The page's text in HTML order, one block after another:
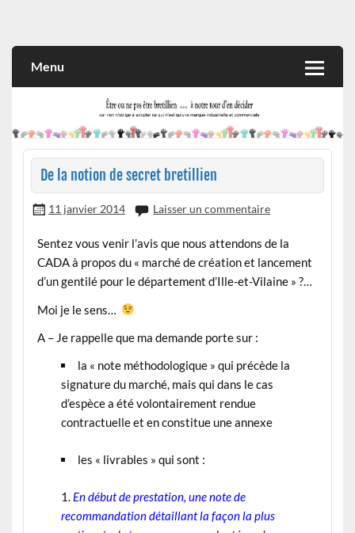
et commerciale
Menu
De la notion de secret bretillien
11 janvier 2014 Laisser un commentaire
Sentez vous venir l’avis que nous attendons de la
CADA à propos du « marché de création et lancement
d’un gentilé pour le département d’Ille-et-Vilaine » ?…
Moi je le sens…
A –Je rappelle que ma demande porte sur :
la « note méthodologique » qui précède la
signature du marché, mais qui dans le cas
d’espèce a été volontairement rendue
contractuelle et en constitue une annexe
les « livrables » qui sont :
En début de prestation, une note de
recommandation détaillant la façon la plus